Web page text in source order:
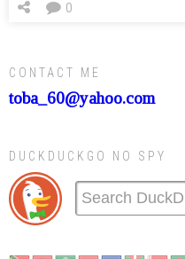
0
CONTACT ME
toba_60@yahoo.com
DUCKDUCKGO NO SPY